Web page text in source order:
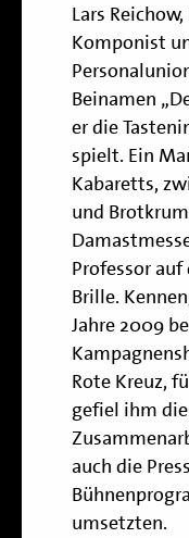
Lars
Komponist
Beinamen
er die
spielt. Ein
Kabaretts,
und
Professor auf
Brille.
Jahre 2009
Rote Kreuz,
gefiel ihm
auch die
umsetzten.